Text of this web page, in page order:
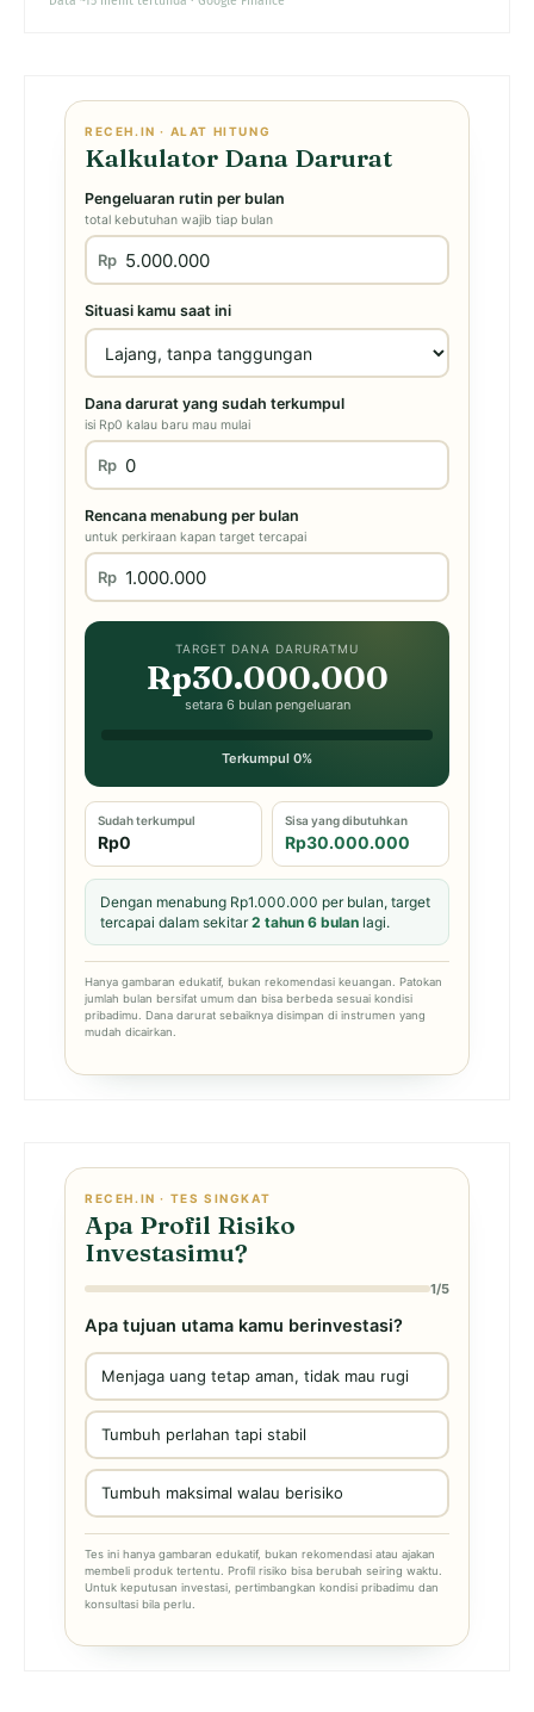
RECEH.IN · ALAT HITUNG
Kalkulator Dana Darurat
Pengeluaran rutin per bulan
total kebutuhan wajib tiap bulan
Rp
Situasi kamu saat ini
Dana darurat yang sudah terkumpul
isi Rp0 kalau baru mau mulai
Rp
Rencana menabung per bulan
untuk perkiraan kapan target tercapai
Rp
TARGET DANA DARURATMU
Rp30.000.000
setara 6 bulan pengeluaran
Terkumpul 0%
Sudah terkumpul
Rp0
Sisa yang dibutuhkan
Rp30.000.000
Dengan menabung Rp1.000.000 per bulan, target
tercapai dalam sekitar2 tahun 6 bulan lagi.
Hanya gambaran edukatif, bukan rekomendasi keuangan. Patokan
jumlah bulan bersifat umum dan bisa berbeda sesuai kondisi
pribadimu. Dana darurat sebaiknya disimpan di instrumen yang
mudah dicairkan.
RECEH.IN · TES SINGKAT
Apa Profil Risiko
Investasimu?
1/5
Apa tujuan utama kamu berinvestasi?
Menjaga uang tetap aman, tidak mau rugi
Tumbuh perlahan tapi stabil
Tumbuh maksimal walau berisiko
Tes ini hanya gambaran edukatif, bukan rekomendasi atau ajakan
membeli produk tertentu. Profil risiko bisa berubah seiring waktu.
Untuk keputusan investasi, pertimbangkan kondisi pribadimu dan
konsultasi bila perlu.